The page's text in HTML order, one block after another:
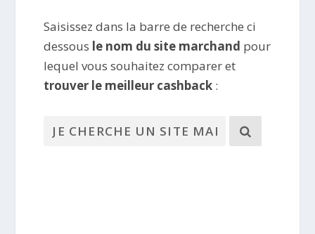
Saisissez dans la barre de recherche ci
dessous le nom du site marchand pour
lequel vous souhaitez comparer et
trouver le meilleur cashback :